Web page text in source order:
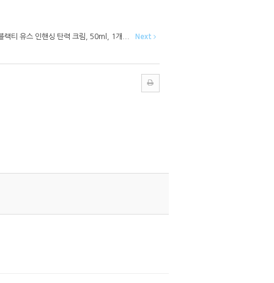
랙티 유스 인핸싱 탄력 크림, 50ml, 1개... Next